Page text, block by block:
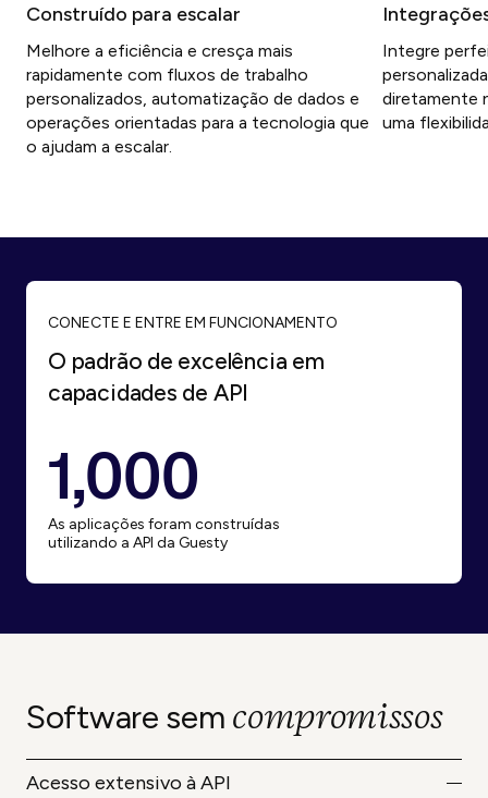
Construído para escalar
Melhore a eficiência e cresça mais
rapidamente com fluxos de trabalho
personalizados, automatização de dados e
operações orientadas para a tecnologia que
o ajudam a escalar.
Integre
diretamente
uma
CONECTE E ENTRE EM FUNCIONAMENTO
O padrão de excelência em
capacidades de API
1,000
As aplicações foram construídas
utilizando a API da Guesty
Software sem compromissos
Acesso extensivo à API